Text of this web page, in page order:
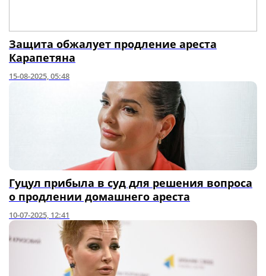
Защита обжалует продление ареста
Карапетяна
15-08-2025, 05:48
Гуцул прибыла в суд для решения вопроса
о продлении домашнего ареста
10-07-2025, 12:41